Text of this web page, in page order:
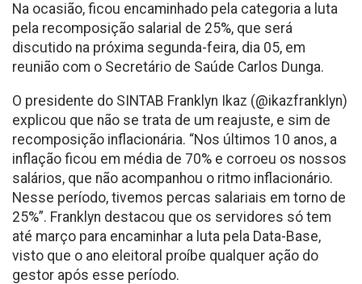
Na ocasião, ficou encaminhado pela categoria a luta
pela recomposição salarial de 25%, que será
discutido na próxima segunda-feira, dia 05, em
reunião com o Secretário de Saúde Carlos Dunga.
O presidente do SINTAB Franklyn Ikaz (@ikazfranklyn)
explicou que não se trata de um reajuste, e sim de
recomposição inflacionária. “Nos últimos 10 anos, a
inflação ficou em média de 70% e corroeu os nossos
salários, que não acompanhou o ritmo inflacionário.
Nesse período, tivemos percas salariais em torno de
25%”. Franklyn destacou que os servidores só tem
até março para encaminhar a luta pela Data-Base,
visto que o ano eleitoral proíbe qualquer ação do
gestor após esse período.